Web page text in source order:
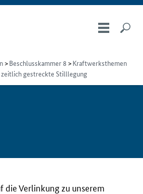
Beschlusskammer 8
Kraftwerksthemen
gestreckte Stilllegung
die Verlinkung zu unserem